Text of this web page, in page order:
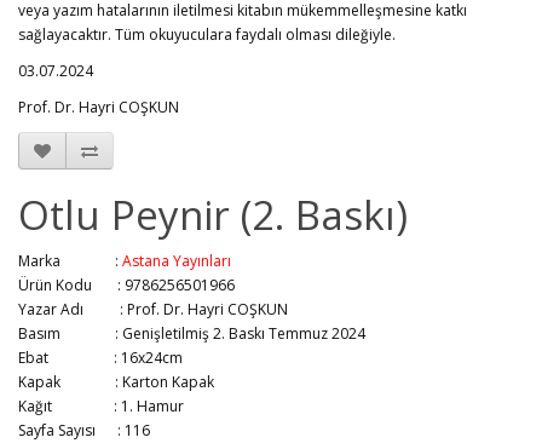
veya yazım hatalarının iletilmesi kitabın mükemmelleşmesine katkı
sağlayacaktır. Tüm okuyuculara faydalı olması dileğiyle.
03.07.2024
Prof. Dr. Hayri COŞKUN
Otlu Peynir (2. Baskı)
Marka : Astana Yayınları
Ürün Kodu : 9786256501966
Yazar Adı : Prof. Dr. Hayri COŞKUN
Basım : Genişletilmiş 2. Baskı Temmuz 2024
Ebat : 16x24cm
Kapak : Karton Kapak
Kağıt : 1. Hamur
Sayfa Sayısı : 116